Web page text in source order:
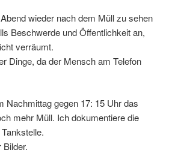
wieder nach dem Müll zu sehen
Beschwerde und Öffentlichkeit an,
verräumt.
Dinge, da der Mensch am Telefon
Nachmittag gegen 17: 15 Uhr das
mehr Müll. Ich dokumentiere die
Bilder.